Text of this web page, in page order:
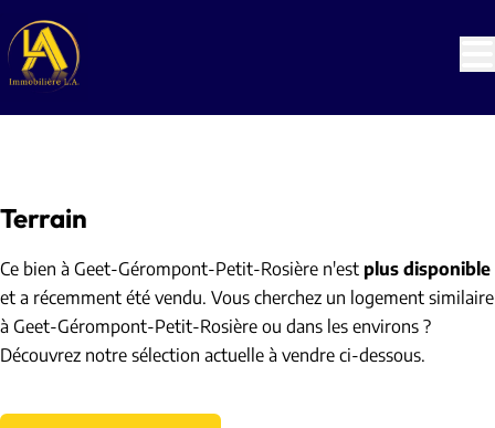
VENDU
Terrain
Ce bien à Geet-Gérompont-Petit-Rosière n'est plus disponible
et a récemment été vendu. Vous cherchez un logement similaire
à Geet-Gérompont-Petit-Rosière ou dans les environs ?
Découvrez notre sélection actuelle à vendre ci-dessous.